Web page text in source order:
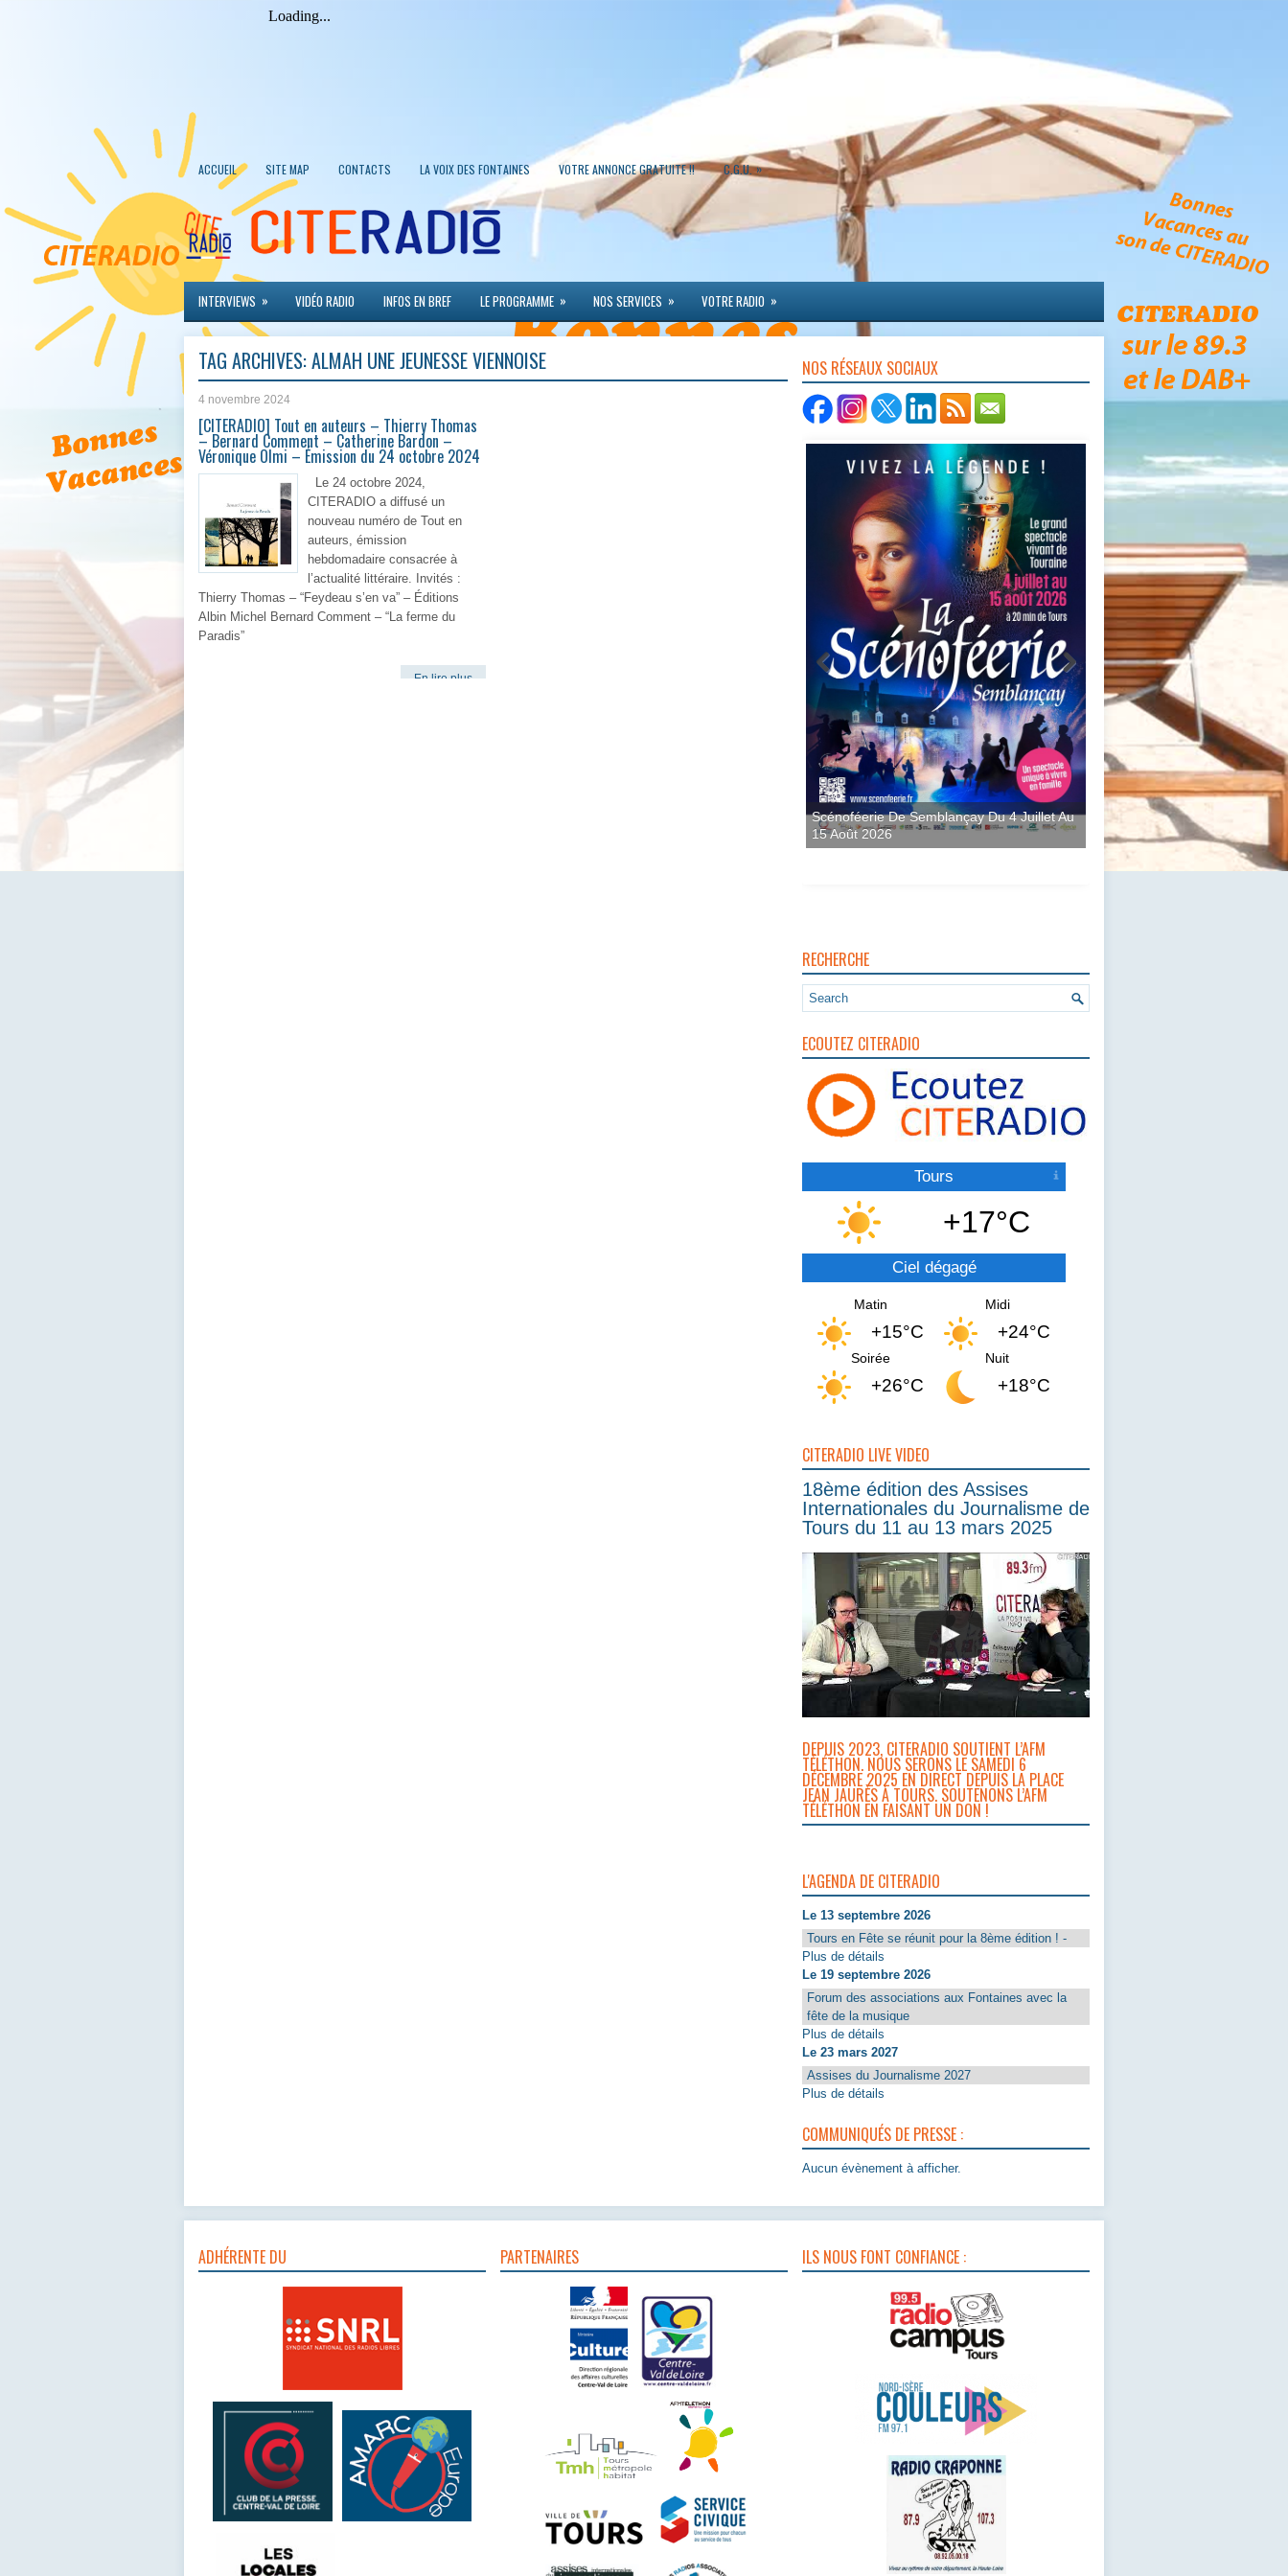
ACCUEIL SITE MAP CONTACTS LA VOIX DES FONTAINES VOTRE ANNONCE GRATUITE !! C.G.U. »
INTERVIEWS » VIDÉO RADIO INFOS EN BREF LE PROGRAMME » NOS SERVICES » VOTRE RADIO »
TAG ARCHIVES:ALMAH UNE JEUNESSE VIENNOISE
4 novembre 2024
[CITERADIO] Tout en auteurs – Thierry Thomas
– Bernard Comment – Catherine Bardon –
Véronique Olmi – Émission du 24 octobre 2024
Le 24 octobre 2024,
CITERADIO a diffusé un
nouveau numéro de Tout en
auteurs, émission
hebdomadaire consacrée à
l’actualité littéraire. Invités :
Thierry Thomas – “Feydeau s’en va” – Éditions
Albin Michel Bernard Comment – “La ferme du
Paradis”
En lire plus
NOS RÉSEAUX SOCIAUX
Scénoféerie De Semblançay Du 4 Juillet Au
15 Août 2026
RECHERCHE
ECOUTEZ CITERADIO
Tours
+17°C
Ciel dégagé
Matin
+15°C
Midi
+24°C
Soirée
+26°C
Nuit
+18°C
CITERADIO LIVE VIDEO
18ème édition des Assises
Internationales du Journalisme de
Tours du 11 au 13 mars 2025
DEPUIS 2023, CITERADIO SOUTIENT L’AFM
TÉLÉTHON. NOUS SERONS LE SAMEDI 6
DÉCEMBRE 2025 EN DIRECT DEPUIS LA PLACE
JEAN JAURÈS À TOURS. SOUTENONS L’AFM
TÉLÉTHON EN FAISANT UN DON !
L'AGENDA DE CITERADIO
Le 13 septembre 2026
Tours en Fête se réunit pour la 8ème édition ! -
Plus de détails
Le 19 septembre 2026
Forum des associations aux Fontaines avec la
fête de la musique
Plus de détails
Le 23 mars 2027
Assises du Journalisme 2027
Plus de détails
COMMUNIQUÉS DE PRESSE :
Aucun évènement à afficher.
ADHÉRENTE DU PARTENAIRES ILS NOUS FONT CONFIANCE :